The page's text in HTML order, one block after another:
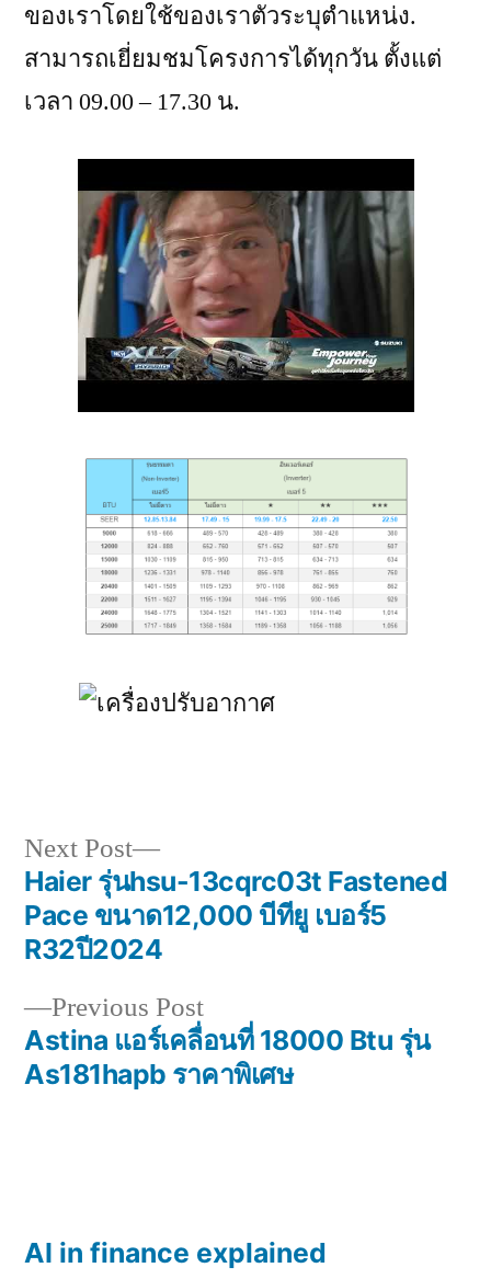
ของเราโดยใช้ของเราตัวระบุตําแหน่ง.
สามารถเยี่ยมชมโครงการได้ทุกวัน ตั้งแต่
เวลา 09.00 – 17.30 น.
Post
navigation
Previous PostPrevious
post:
Astina แอร์เคลื่อนที่ 18000 Btu รุ่น
As181hapb ราคาพิเศษ
Next Post
Next
post:
Haier รุ่นhsu-13cqrc03t Fastened
Pace ขนาด12,000 บีทียู เบอร์5
R32️ปี2024
AI in finance explained